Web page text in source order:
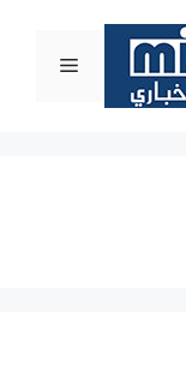
القائمة